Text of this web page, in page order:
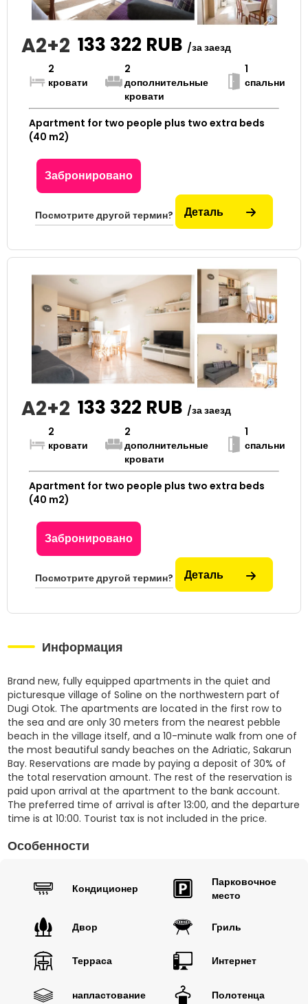
A2+2 133 322 RUB /за заезд
2
кровати
2
дополнительные
кровати
1
спальни
Apartment for two people plus two extra beds
(40 m2)
Забронировано
Посмотрите другой термин? Деталь
A2+2 133 322 RUB /за заезд
2
кровати
2
дополнительные
кровати
1
спальни
Apartment for two people plus two extra beds
(40 m2)
Забронировано
Посмотрите другой термин? Деталь
Информация
Brand new, fully equipped apartments in the quiet and
picturesque village of Soline on the northwestern part of
Dugi Otok. The apartments are located in the first row to
the sea and are only 30 meters from the nearest pebble
beach in the village itself, and a 10-minute walk from one of
the most beautiful sandy beaches on the Adriatic, Sakarun
Bay. Reservations are made by paying a deposit of 30% of
the total reservation amount. The rest of the reservation is
paid upon arrival at the apartment to the bank account.
The preferred time of arrival is after 13:00, and the departure
time is at 10:00. Tourist tax is not included in the price.
Особенности
Кондиционер
Парковочное
место
Двор Гриль
Терраса Интернет
напластование Полотенца